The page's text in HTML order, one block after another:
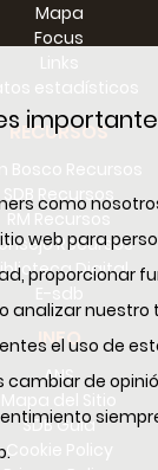
como
web para
proporcionar
analizar nuestro
el uso de
cambiar de
Mapa
Focus
RECURSOS
SDB Recursos
Recursos
Digital
INFO
ANS
SDB Guía
Cookie Policy